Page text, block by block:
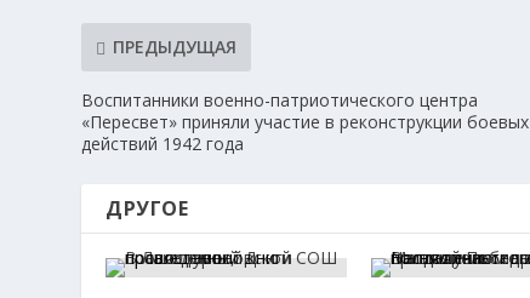
ПРЕДЫДУЩАЯ
Воспитанники военно-патриотического центра
«Пересвет» приняли участие в реконструкции боевых
действий 1942 года
ДРУГОЕ